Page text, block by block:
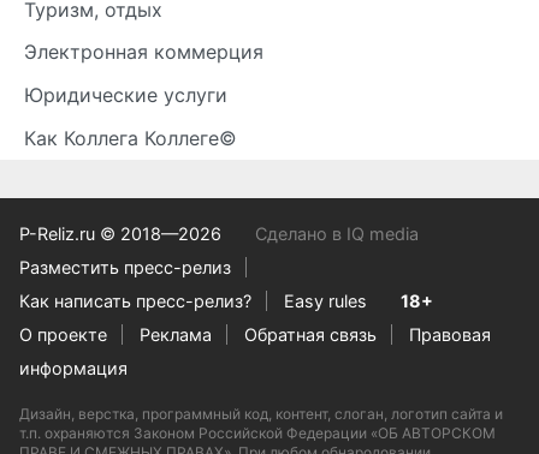
Туризм, отдых
Электронная коммерция
Юридические услуги
Как Коллега Коллеге©
P-Reliz.ru © 2018—2026
Сделано в IQ media
Разместить пресс-релиз
Как написать пресс-релиз?
Easy rules
18+
О проекте
Реклама Обратная связь
Правовая
информация
Дизайн, верстка, программный код, контент, слоган, логотип сайта и
т.п. охраняются Законом Российской Федерации «ОБ АВТОРСКОМ